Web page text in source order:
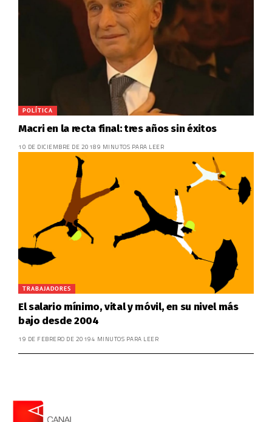
POLÍTICA
Macri en la recta final: tres años sin éxitos
10 DE DICIEMBRE DE 20189 MINUTOS PARA LEER
TRABAJADORES
El salario mínimo, vital y móvil, en su nivel más
bajo desde 2004
19 DE FEBRERO DE 20194 MINUTOS PARA LEER